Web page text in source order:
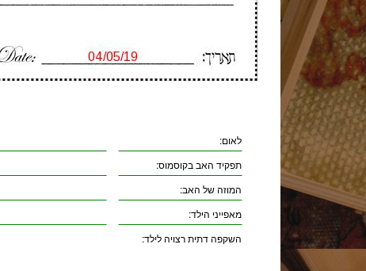
לאום:
תפקיד האב בקוסמוס:
המוזה של האב:
מאפייני הילד:
השקפה דתית רצויה לילד: